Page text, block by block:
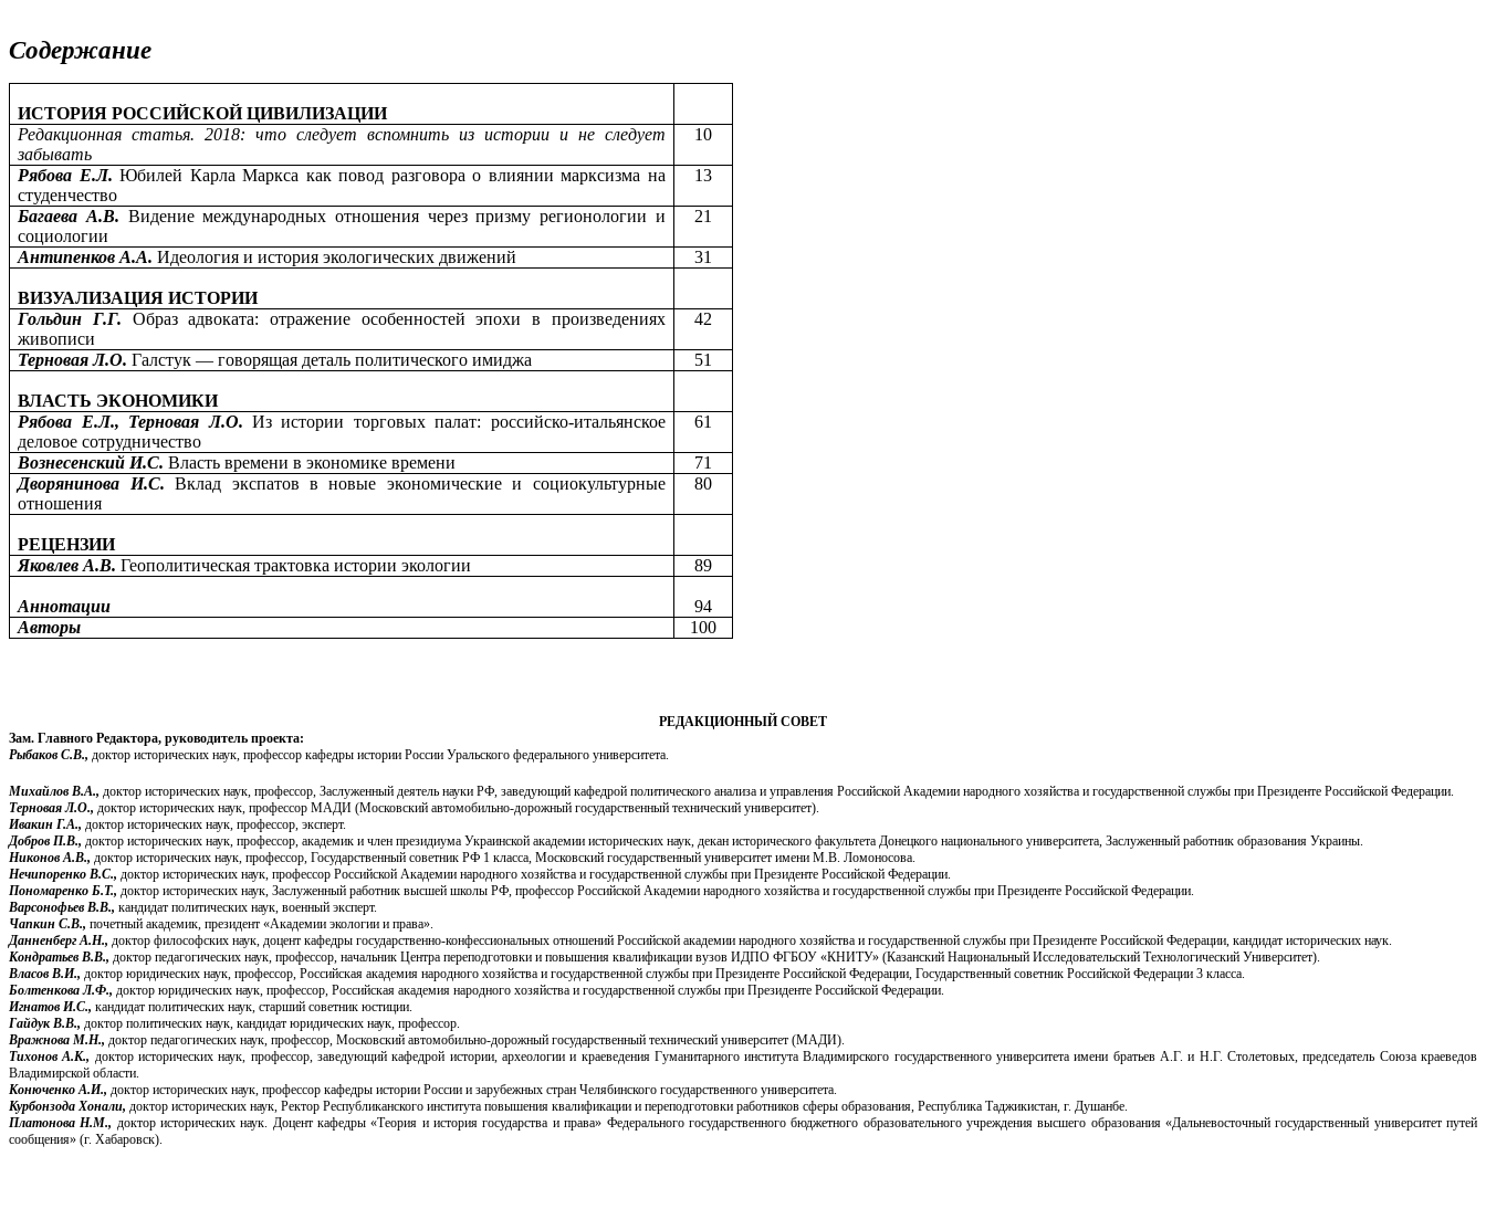
Содержание
ИСТОРИЯ РОССИЙСКОЙ ЦИВИЛИЗАЦИИ
Редакционная статья. 2018: что следует вспомнить из истории и не следует
забывать
10
Рябова Е.Л. Юбилей Карла Маркса как повод разговора о влиянии марксизма на
студенчество
13
Багаева А.В. Видение международных отношения через призму регионологии и
социологии
21
Антипенков А.А. Идеология и история экологических движений 31
ВИЗУАЛИЗАЦИЯ ИСТОРИИ
Гольдин Г.Г. Образ адвоката: отражение особенностей эпохи в произведениях
живописи
42
Терновая Л.О. Галстук — говорящая деталь политического имиджа 51
ВЛАСТЬ ЭКОНОМИКИ
Рябова Е.Л., Терновая Л.О. Из истории торговых палат: российско-итальянское
деловое сотрудничество
61
Вознесенский И.С. Власть времени в экономике времени
71
Дворянинова И.С. Вклад экспатов в новые экономические и социокультурные
отношения
80
РЕЦЕНЗИИ
Яковлев А.В.Геополитическая трактовка истории экологии 89
Аннотации
94
Авторы
100
РЕДАКЦИОННЫЙ СОВЕТ
Зам. Главного Редактора, руководитель проекта:
Рыбаков С.В., доктор исторических наук, профессор кафедры истории России Уральского федерального университета.
Михайлов В.А., доктор исторических наук, профессор, Заслуженный деятель науки РФ, заведующий кафедрой политического анализа и управления Российской Академии народного хозяйства и государственной службы при Президенте Российской Федерации.
Терновая Л.О., доктор исторических наук, профессор МАДИ (Московский автомобильно-дорожный государственный технический университет).
Ивакин Г.А., доктор исторических наук, профессор, эксперт.
Добров П.В., доктор исторических наук, профессор, академик и член президиума Украинской академии исторических наук, декан исторического факультета Донецкого национального университета, Заслуженный работник образования Украины.
Никонов А.В., доктор исторических наук, профессор, Государственный советник РФ 1 класса, Московский государственный университет имени М.В. Ломоносова.
Нечипоренко В.С., доктор исторических наук, профессор Российской Академии народного хозяйства и государственной службы при Президенте Российской Федерации.
Пономаренко Б.Т., доктор исторических наук, Заслуженный работник высшей школы РФ, профессор Российской Академии народного хозяйства и государственной службы при Президенте Российской Федерации.
Варсонофьев В.В., кандидат политических наук, военный эксперт.
Чапкин С.В., почетный академик, президент «Академии экологии и права».
Данненберг А.Н., доктор философских наук, доцент кафедры государственно-конфессиональных отношений Российской академии народного хозяйства и государственной службы при Президенте Российской Федерации, кандидат исторических наук.
Кондратьев В.В., доктор педагогических наук, профессор, начальник Центра переподготовки и повышения квалификации вузов ИДПО ФГБОУ «КНИТУ» (Казанский Национальный Исследовательский Технологический Университет).
Власов В.И., доктор юридических наук, профессор, Российская академия народного хозяйства и государственной службы при Президенте Российской Федерации, Государственный советник Российской Федерации 3 класса.
Болтенкова Л.Ф., доктор юридических наук, профессор, Российская академия народного хозяйства и государственной службы при Президенте Российской Федерации.
Игнатов И.С., кандидат политических наук, старший советник юстиции.
Гайдук В.В., доктор политических наук, кандидат юридических наук, профессор.
Вражнова М.Н., доктор педагогических наук, профессор, Московский автомобильно-дорожный государственный технический университет (МАДИ).
Тихонов А.К., доктор исторических наук, профессор, заведующий кафедрой истории, археологии и краеведения Гуманитарного института Владимирского государственного университета имени братьев А.Г. и Н.Г. Столетовых, председатель Союза краеведов
Владимирской области.
Конюченко А.И., доктор исторических наук, профессор кафедры истории России и зарубежных стран Челябинского государственного университета.
Курбонзода Хонали, доктор исторических наук, Ректор Республиканского института повышения квалификации и переподготовки работников сферы образования, Республика Таджикистан, г. Душанбе.
Платонова Н.М., доктор исторических наук. Доцент кафедры «Теория и история государства и права» Федерального государственного бюджетного образовательного учреждения высшего образования «Дальневосточный государственный университет путей
сообщения» (г. Хабаровск).